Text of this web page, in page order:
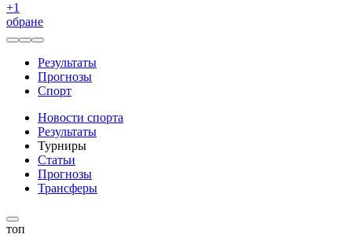
+1
обране
Результаты
Прогнозы
Спорт
Новости спорта
Результаты
Турниры
Статьи
Прогнозы
Трансферы
топ